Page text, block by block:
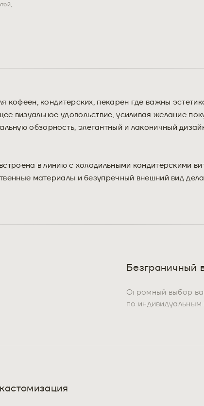
кондитерских, пекарен где важны
визуальное удовольствие, усиливая желание
обзорность, элегантный и лаконичный
в линию с холодильными кондитерскими
материалы и безупречный внешний вид
Безграничный
Огромный выбор
по